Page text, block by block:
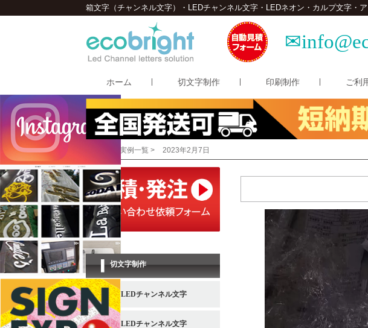
箱文字（チャンネル文字）・LEDチャンネル文字・LEDネオン・カルプ文字・
ホーム 切文字制作 印刷制作 ご利
実例一覧 > 2023年2月7日
切文字制作
金属LEDチャンネル文字
樹脂LEDチャンネル文字